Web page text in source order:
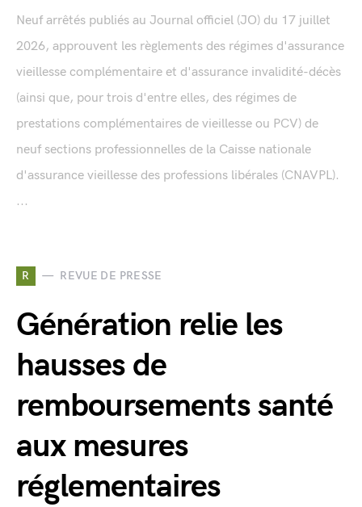
Neuf arrêtés publiés au Journal officiel (JO) du 17 juillet
2026, approuvent les règlements des régimes d'assurance
vieillesse complémentaire et d'assurance invalidité-décès
(ainsi que, pour trois d'entre elles, des régimes de
prestations complémentaires de vieillesse ou PCV) de
neuf sections professionnelles de la Caisse nationale
d'assurance vieillesse des professions libérales (CNAVPL).
...
R REVUE DE PRESSE
Génération relie les
hausses de
remboursements santé
aux mesures
réglementaires